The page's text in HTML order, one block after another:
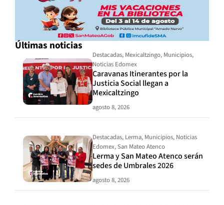
Últimas noticias
Destacadas, Mexicaltzingo, Municipios,
Noticias Edomex
Caravanas Itinerantes por la
Justicia Social llegan a
Mexicaltzingo
agosto 8, 2026
Destacadas, Lerma, Municipios, Noticias
Edomex,San Mateo Atenco
Lerma y San Mateo Atenco serán
sedes de Umbrales 2026
agosto 8, 2026